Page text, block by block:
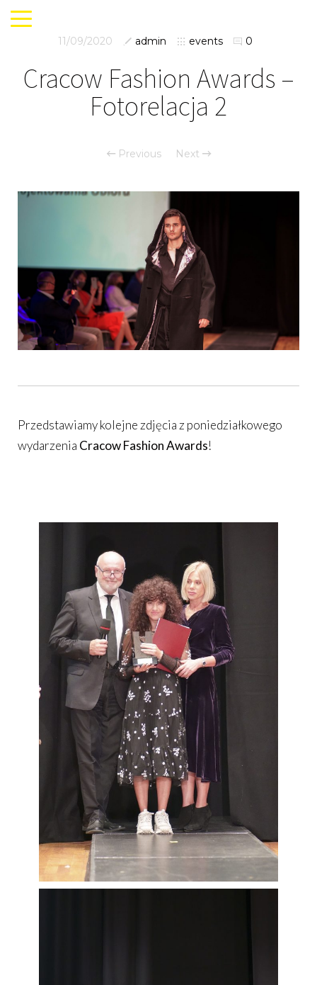
11/09/2020 admin events 0
Cracow Fashion Awards –
Fotorelacja 2
Previous Next
Przedstawiamy kolejne zdjęcia z poniedziałkowego
wydarzenia Cracow Fashion Awards!